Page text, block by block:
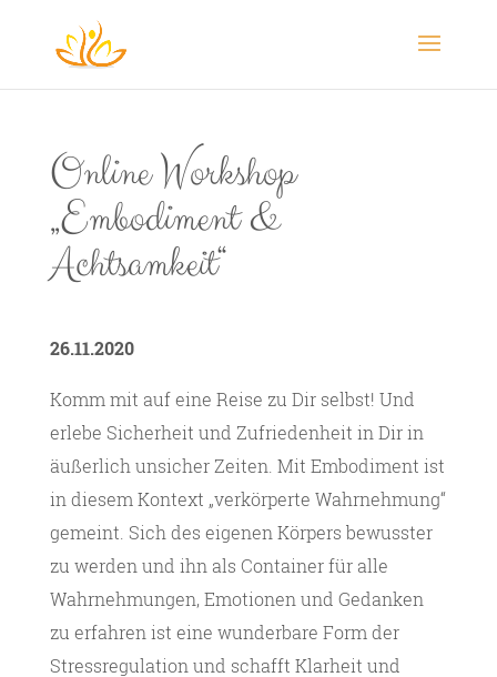
Online Workshop
„Embodiment &
Achtsamkeit“
26.11.2020
Komm mit auf eine Reise zu Dir selbst! Und
erlebe Sicherheit und Zufriedenheit in Dir in
äußerlich unsicher Zeiten. Mit Embodiment ist
in diesem Kontext „verkörperte Wahrnehmung“
gemeint. Sich des eigenen Körpers bewusster
zu werden und ihn als Container für alle
Wahrnehmungen, Emotionen und Gedanken
zu erfahren ist eine wunderbare Form der
Stressregulation und schafft Klarheit und